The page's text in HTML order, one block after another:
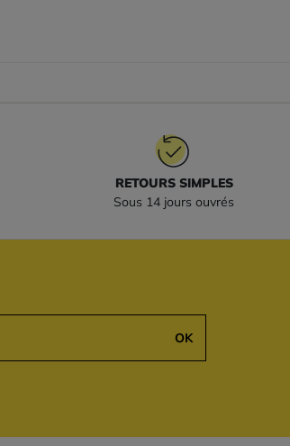
RETOURS SIMPLES
Sous 14 jours ouvrés
OK